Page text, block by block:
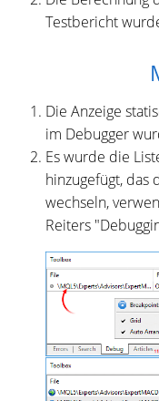
Testbericht
Die Anzeige
im Debugger
Es wurde die
hinzugefügt, das
wechseln,
Reiters